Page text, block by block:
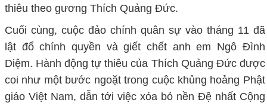
thiêu theo gương Thích Quảng Đức.
Cuối cùng, cuộc đảo chính quân sự vào tháng 11 đã
lật đổ chính quyền và giết chết anh em Ngô Đình
Diệm. Hành động tự thiêu của Thích Quảng Đức được
coi như một bước ngoặt trong cuộc khủng hoảng Phật
giáo Việt Nam, dẫn tới việc xóa bỏ nền Đệ nhất Cộng